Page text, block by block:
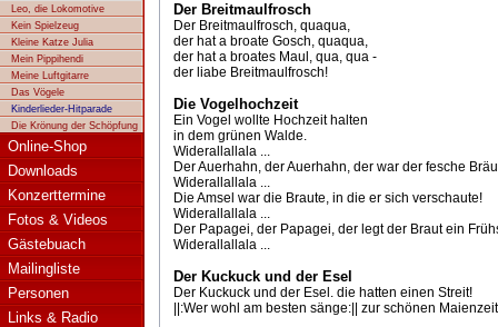
Leo, die Lokomotive
Kein Spielzeug
Kleine Katze Julia
Mein Pippihendi
Meine Luftgitarre
Das Vögele
Kinderlieder-Hitparade
Die Krönung der Schöpfung
Online-Shop
Downloads
Konzerttermine
Fotos & Videos
Gästebuach
Mailingliste
Personen
Links & Radio
Der Breitmaulfrosch
Der Breitmaulfrosch, quaqua,
der hat a broate Gosch, quaqua,
der hat a broates Maul, qua, qua -
der liabe Breitmaulfrosch!
Die Vogelhochzeit
Ein Vogel wollte Hochzeit halten
in dem grünen Walde.
Widerallallala ...
Der Auerhahn, der Auerhahn, der war der fesche
Widerallallala ...
Die Amsel war die Braute, in die er sich verschaute!
Widerallallala ...
Der Papagei, der Papagei, der legt der Braut ein
Widerallallala ...
Der Kuckuck und der Esel
Der Kuckuck und der Esel. die hatten einen Streit!
||:Wer wohl am besten sänge:|| zur schönen